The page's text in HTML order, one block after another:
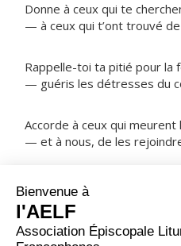
Donne à ceux qui te
— à ceux qui t’ont trouvé
Rappelle-toi ta pitié pour la
— guéris les détresses du
Accorde à ceux qui meurent
— et à nous, de les
NOTRE PÈRE
ORAISON